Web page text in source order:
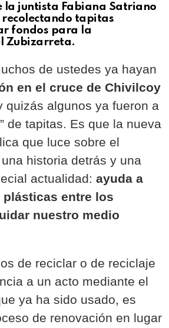
la juntista Fabiana Satriano
recolectando tapitas
fondos para la
Zubizarreta.
de ustedes ya hayan
en el cruce de Chivilcoy
quizás algunos ya fueron a
de tapitas. Es que la nueva
que luce sobre el
historia detrás y una
actualidad: ayuda a
entre los
nuestro medio
de reciclar o de reciclaje
a un acto mediante el
ya ha sido usado, es
de renovación en lugar